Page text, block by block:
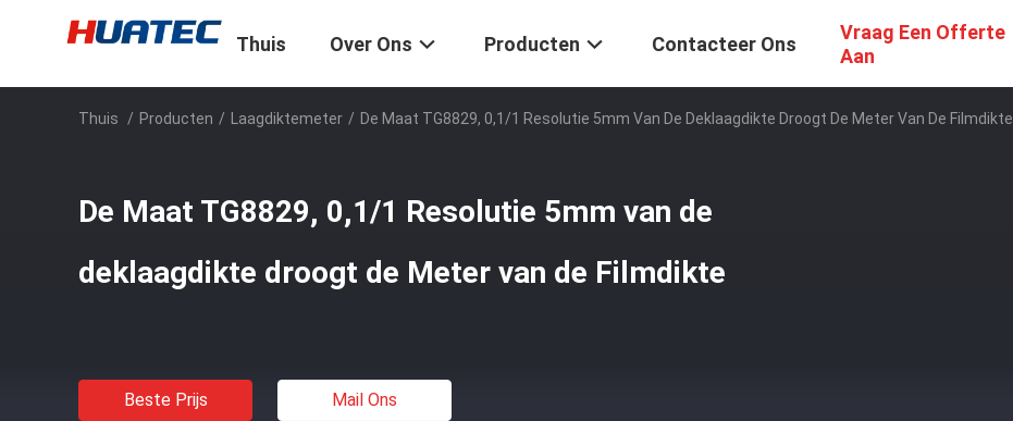
Thuis Over Ons Producten Contacteer Ons
Vraag Een Offerte
Aan
Thuis / Producten / Laagdiktemeter / De Maat TG8829, 0,1/1 Resolutie 5mm Van De Deklaagdikte Droogt De Meter Van De Filmdikte
De Maat TG8829, 0,1/1 Resolutie 5mm van de
deklaagdikte droogt de Meter van de Filmdikte
Beste Prijs Mail Ons